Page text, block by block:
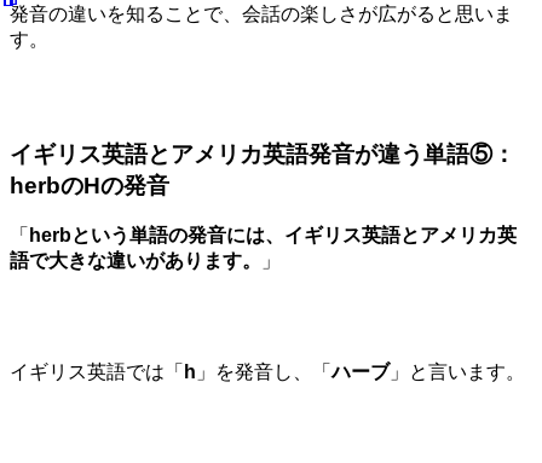
発音の違いを知ることで、会話の楽しさが広がると思いま
す。
イギリス英語とアメリカ英語発音が違う単語⑤：
herbのHの発音
「 herbという単語の発音には、イギリス英語とアメリカ英
語で大きな違いがあります。
」
イギリス英語では「 h 」を発音し、「ハーブ」と言います。